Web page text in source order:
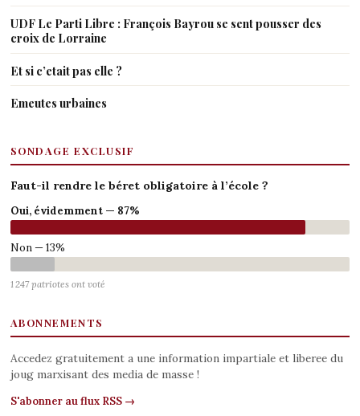
UDF Le Parti Libre : François Bayrou se sent pousser des
croix de Lorraine
Et si c’etait pas elle ?
Emeutes urbaines
SONDAGE EXCLUSIF
Faut-il rendre le béret obligatoire à l’école ?
Oui, évidemment — 87%
Non — 13%
1 247 patriotes ont voté
ABONNEMENTS
Accedez gratuitement a une information impartiale et liberee du
joug marxisant des media de masse !
S'abonner au flux RSS →